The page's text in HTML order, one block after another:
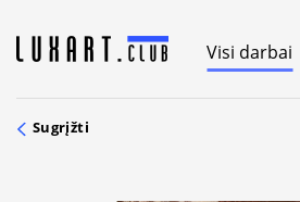
content
Visi darbai
Sugrįžti